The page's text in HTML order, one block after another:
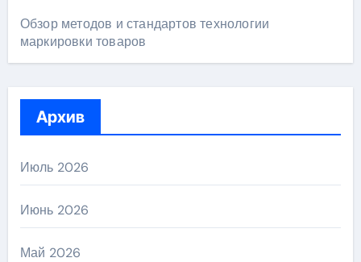
Обзор методов и стандартов технологии
маркировки товаров
Архив
Июль 2026
Июнь 2026
Май 2026